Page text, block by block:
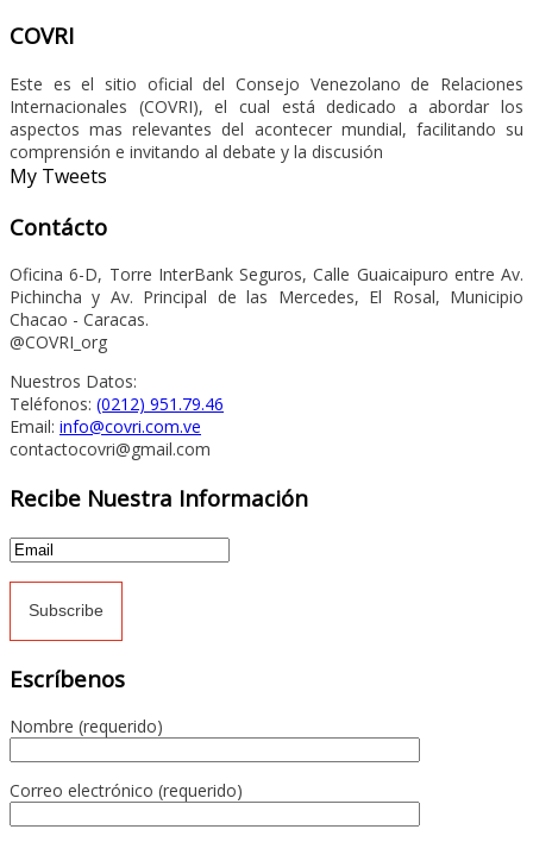
COVRI
Este es el sitio oficial del Consejo Venezolano de Relaciones
Internacionales (COVRI), el cual está dedicado a abordar los
aspectos mas relevantes del acontecer mundial, facilitando su
comprensión e invitando al debate y la discusión
My Tweets
Contácto
Oficina 6-D, Torre InterBank Seguros, Calle Guaicaipuro entre Av.
Pichincha y Av. Principal de las Mercedes, El Rosal, Municipio
Chacao - Caracas.
@COVRI_org
Nuestros Datos:
Teléfonos: (0212) 951.79.46
Email: info@covri.com.ve
contactocovri@gmail.com
Recibe Nuestra Información
Escríbenos
Nombre (requerido)
Correo electrónico (requerido)